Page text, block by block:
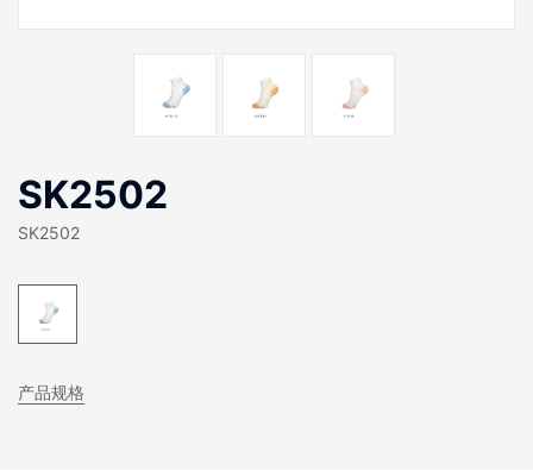
SK2502
SK2502
产品规格